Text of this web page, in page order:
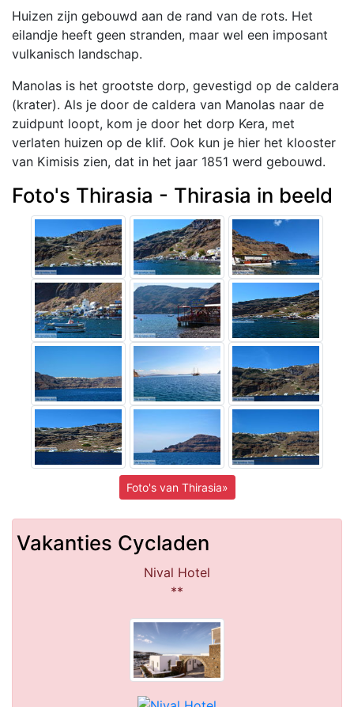
Huizen zijn gebouwd aan de rand van de rots. Het
eilandje heeft geen stranden, maar wel een imposant
vulkanisch landschap.
Manolas is het grootste dorp, gevestigd op de caldera
(krater). Als je door de caldera van Manolas naar de
zuidpunt loopt, kom je door het dorp Kera, met
verlaten huizen op de klif. Ook kun je hier het klooster
van Kimisis zien, dat in het jaar 1851 werd gebouwd.
Foto's Thirasia - Thirasia in beeld
Foto's van Thirasia»
Vakanties Cycladen
Nival Hotel
**